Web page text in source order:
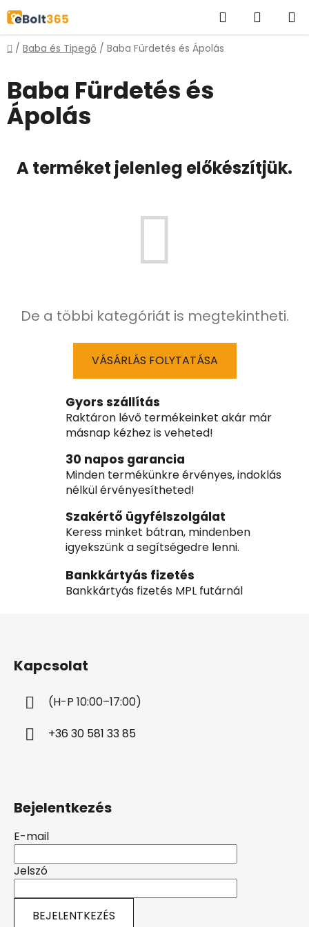
Ugrás
fő
tartalomhoz
KeresésKOSÁR
Kezdőlap
/ Baba és Tipegő / Baba Fürdetés és Ápolás
Baba Fürdetés és
Ápolás
A terméket jelenleg előkészítjük.
De a többi kategóriát is megtekintheti.
VÁSÁRLÁS FOLYTATÁSA
Gyors szállítás
Raktáron lévő termékeinket akár már
másnap kézhez is veheted!
30 napos garancia
Minden termékünkre érvényes, indoklás
nélkül érvényesítheted!
Szakértő ügyfélszolgálat
Keress minket bátran, mindenben
igyekszünk a segítségedre lenni.
Bankkártyás fizetés
Bankkártyás fizetés MPL futárnál
Kapcsolat
(H-P 10:00–17:00)
+36 30 581 33 85
Bejelentkezés
E-mail
Jelszó
BEJELENTKEZÉS